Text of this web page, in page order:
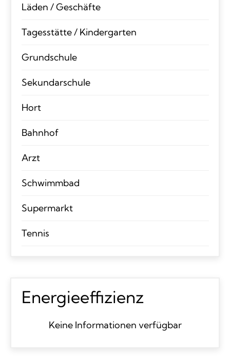
Läden / Geschäfte
Tagesstätte / Kindergarten
Grundschule
Sekundarschule
Hort
Bahnhof
Arzt
Schwimmbad
Supermarkt
Tennis
Energieeffizienz
Keine Informationen verfügbar